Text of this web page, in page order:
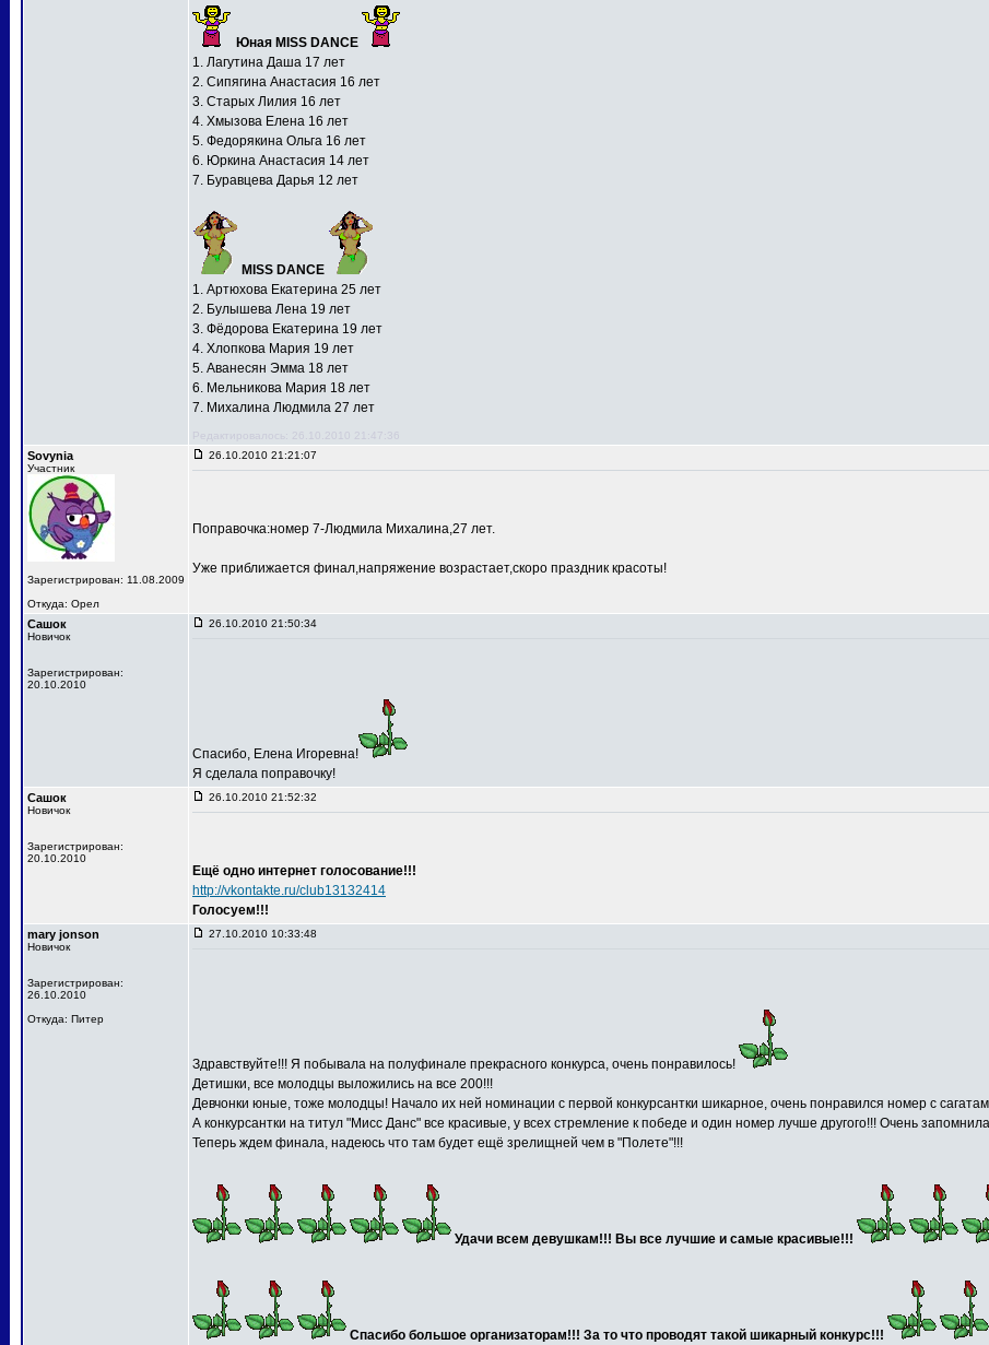
Юная MISS DANCE
1. Лагутина Даша 17 лет
2. Сипягина Анастасия 16 лет
3. Старых Лилия 16 лет
4. Хмызова Елена 16 лет
5. Федорякина Ольга 16 лет
6. Юркина Анастасия 14 лет
7. Буравцева Дарья 12 лет
MISS DANCE
1. Артюхова Екатерина 25 лет
2. Булышева Лена 19 лет
3. Фёдорова Екатерина 19 лет
4. Хлопкова Мария 19 лет
5. Аванесян Эмма 18 лет
6. Мельникова Мария 18 лет
7. Михалина Людмила 27 лет
Редактировалось: 26.10.2010 21:47:36
Sovynia
Участник
Зарегистрирован: 11.08.2009
Откуда: Орел
26.10.2010 21:21:07
Поправочка:номер 7-Людмила Михалина,27 лет.
Уже приближается финал,напряжение возрастает,скоро праздник красоты!
Сашок
Новичок
Зарегистрирован:
20.10.2010
26.10.2010 21:50:34
Спасибо, Елена Игоревна!
Я сделала поправочку!
Сашок
Новичок
Зарегистрирован:
20.10.2010
26.10.2010 21:52:32
Ещё одно интернет голосование!!!
http://vkontakte.ru/club13132414
Голосуем!!!
mary jonson
Новичок
Зарегистрирован:
26.10.2010
Откуда: Питер
27.10.2010 10:33:48
Здравствуйте!!! Я побывала на полуфинале прекрасного конкурса, очень понравилось!
Детишки, все молодцы выложились на все 200!!!
Девчонки юные, тоже молодцы! Начало их ней номинации с первой конкурсантки шикарное, очень понравился номер с
А конкурсантки на титул "Мисс Данс" все красивые, у всех стремление к победе и один номер лучше другого!!! Очень
Теперь ждем финала, надеюсь что там будет ещё зрелищней чем в "Полете"!!!
Удачи всем девушкам!!! Вы все лучшие и самые красивые!!!
Спасибо большое организаторам!!! За то что проводят такой шикарный конкурс!!!